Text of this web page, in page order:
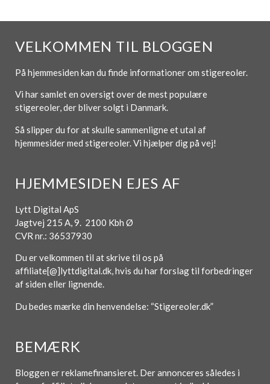
VELKOMMEN TIL BLOGGEN
På hjemmesiden kan du finde informationer om stigereoler.
Vi har samlet en oversigt over de mest populære
stigereoler, der bliver solgt i Danmark.
Så slipper du for at skulle sammenligne et utal af
hjemmesider med stigereoler. Vi hjælper dig på vej!
HJEMMESIDEN EJES AF
Lytt Digital ApS
Jagtvej 215 A, 9. 2100 Kbh Ø
CVR nr.: 36537930
Du er velkommen til at skrive til os på
affiliate[@]lyttdigital.dk, hvis du har forslag til forbedringer
af siden eller lignende.
Du bedes mærke din henvendelse: “Stigereoler.dk”
BEMÆRK
Bloggen er reklamefinansieret. Der annonceres således i